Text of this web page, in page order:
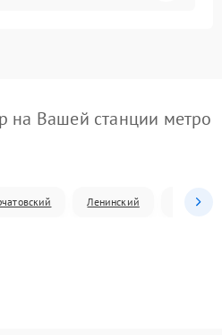
на Вашей станции метро
Ленинский